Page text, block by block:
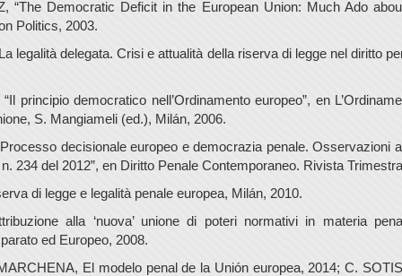
“The Democratic Deficit in the European Union: Much Ado
Politics, 2003.
legalità delegata. Crisi e attualità della riserva di legge nel diritto
principio democratico nell’Ordinamento europeo”, en
S. Mangiameli (ed.), Milán, 2006.
decisionale europeo e democrazia penale. Osservazioni
n. 234 del 2012”, en Diritto Penale Contemporaneo. Rivista
di legge e legalità penale europea, Milán, 2010.
alla ‘nuova’ unione di poteri normativi in materia
ed Europeo, 2008.
El modelo penal de la Unión europea, 2014; C.